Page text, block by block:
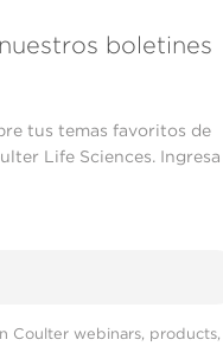
boletines
tus temas favoritos de
Life Sciences.
Coulter webinars, products,